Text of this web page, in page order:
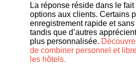
La réponse réside dans le fait
options aux clients. Certains
enregistrement rapide et
tandis que d’autres
plus personnalisée.
de combiner personnel et
les hôtels.